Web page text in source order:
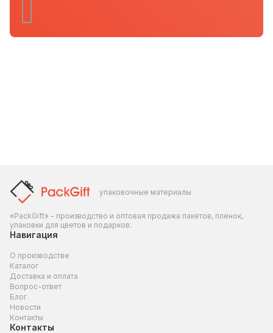
упаковочные материалы
«PackGift» - производство и оптовая продажа пакетов, пленок,
упаковки для цветов и подарков.
Навигация
О производстве
Каталог
Доставка и оплата
Вопрос-ответ
Блог
Новости
Контакты
Контакты